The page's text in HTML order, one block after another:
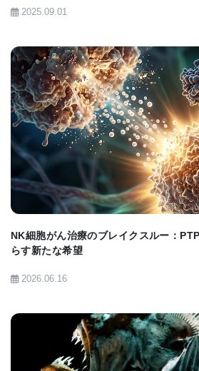
拡散メカニズム にも焦点を当て
て、感染を広げるのか を解明し
この発見は、ウイルスによる脳
する新たな方法の開発 に貢献す
す。脳炎や神経疾患を引き起こ
新たな治療戦略が生まれるかも
Doctoral School） の支援を受け
Sartorius Stedim Data Analytics
2025.09.01
BIOMARKET
NK細胞がん治療のブレイクスルー：
らす新たな希望
2026.06.16